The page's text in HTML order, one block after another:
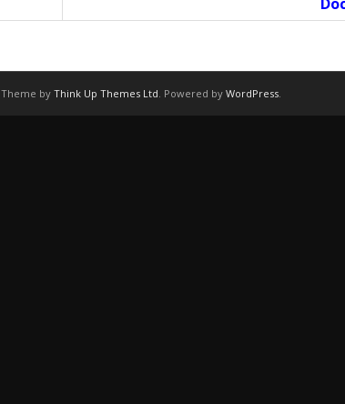
Theme by Think Up Themes Ltd. Powered by WordPress.